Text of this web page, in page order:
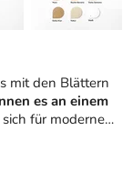
mit den Blättern
es an einem
für moderne